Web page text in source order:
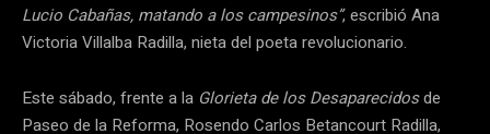
Lucio Cabañas, matando a los campesinos”, escribió Ana
Victoria Villalba Radilla, nieta del poeta revolucionario.
Este sábado, frente a la Glorieta de los Desaparecidosde
Paseo de la Reforma, Rosendo Carlos Betancourt Radilla,